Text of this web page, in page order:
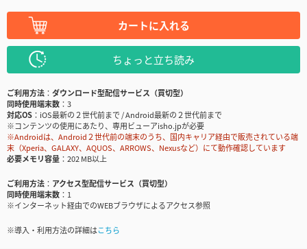
カートに入れる
ちょっと立ち読み
ご利用方法
ダウンロード型配信サービス（買切型）
同時使用端末数
3
対応OS
iOS最新の２世代前まで / Android最新の２世代前まで
※コンテンツの使用にあたり、専用ビューアisho.jpが必要
※Androidは、Android２世代前の端末のうち、国内キャリア経由で販売されている端
末（Xperia、GALAXY、AQUOS、ARROWS、Nexusなど）にて動作確認しています
必要メモリ容量
202 MB以上
ご利用方法
アクセス型配信サービス（買切型）
同時使用端末数
1
※インターネット経由でのWEBブラウザによるアクセス参照
※導入・利用方法の詳細はこちら